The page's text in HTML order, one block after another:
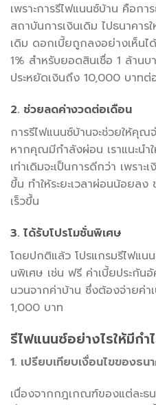
เพราะการรีไฟแนนซ์บ้าน คือกา
สถาบันการเงินเดิม ไปธนาคา
เดิม ดอกเบี้ยถูกลงอย่างเห็น
1% สำหรับยอดสินเชื่อ 1 ล้าน
ประหยัดเงินถึง 10,000 บาทต่
2. ช่วยลดค่างวดต่อเดือน
การรีไฟแนนซ์บ้านจะช่วยให้คุ
หากคุณมีกำลังผ่อน เราแนะน
เท่าเดิมจะเป็นการดีกว่า เพราะ
ขึ้น ทำให้ระยะเวลาผ่อนน้อยล
เร็วขึ้น
3. ได้รับโปรโมชั่นพิเศษ
โดยปกติแล้ว โปรแกรมรีไฟแน
นพิเศษ เช่น ฟรี ค่าเบี้ยประกัน
นวนจากค่าบ้าน ซึ่งต้องจ่ายค่า
1,000 บาท
รีไฟแนนซ์อย่างไรให้มีกำ
1. เปรียบเทียบเงื่อนไขของธน
เนื่องจากกฎเกณฑ์ของแต่ละธ